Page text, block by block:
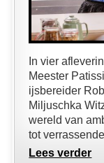
In vier
Meester
ijsbereider
Miljuschka
wereld van
tot
Lees verder